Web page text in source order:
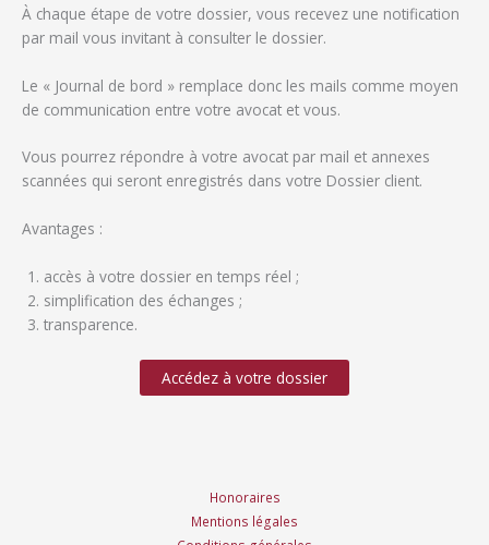
À chaque étape de votre dossier, vous recevez une notification
par mail vous invitant à consulter le dossier.
Le « Journal de bord » remplace donc les mails comme moyen
de communication entre votre avocat et vous.
Vous pourrez répondre à votre avocat par mail et annexes
scannées qui seront enregistrés dans votre Dossier client.
Avantages :
accès à votre dossier en temps réel ;
simplification des échanges ;
transparence.
Accédez à votre dossier
Honoraires
Mentions légales